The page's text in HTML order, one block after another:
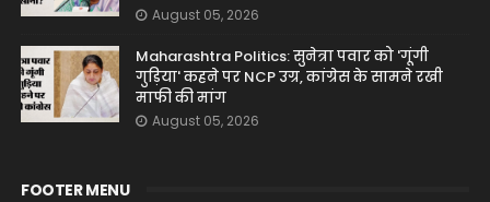
August 05, 2026
Maharashtra Politics: सुनेत्रा पवार को 'गूंगी
गुड़िया' कहने पर NCP उग्र, कांग्रेस के सामने रखी
माफी की मांग
August 05, 2026
FOOTER MENU